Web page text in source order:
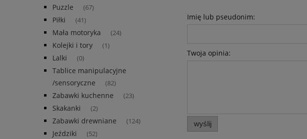
Puzzle (67)
Piłki (41)
Mała motoryka (24)
Kolejki i tory (1)
Lalki (0)
Tablice manipulacyjne
/sensoryczne
(82)
Zabawki kuchenne (23)
Skakanki (2)
Zabawki drewniane (124)
Jeździki (52)
Imię lub pseudonim:
Twoja opinia:
wyślij